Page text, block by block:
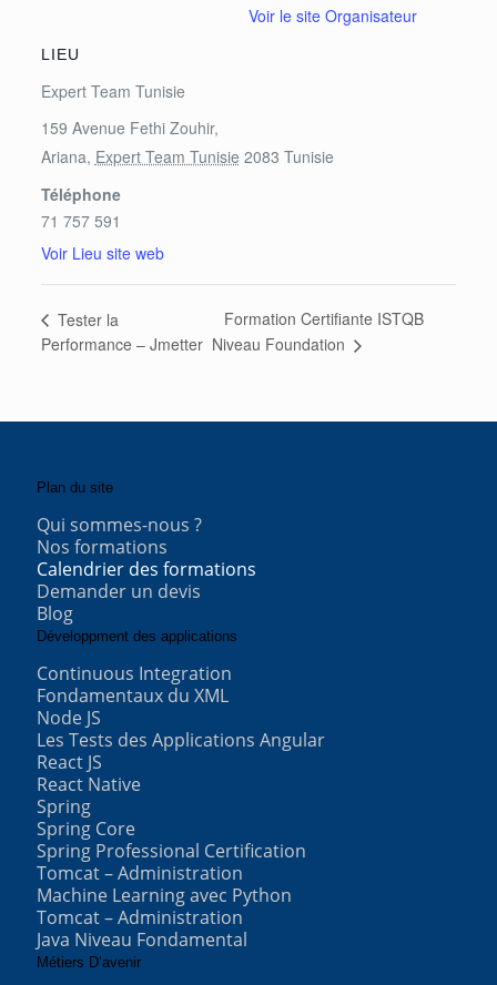
LIEU
Expert Team Tunisie
159 Avenue Fethi Zouhir,
Ariana, Expert Team Tunisie 2083 Tunisie
Téléphone
71 757 591
Voir Lieu site web
Voir le site Organisateur
Tester la
Performance – Jmetter
Formation Certifiante ISTQB
Niveau Foundation
Plan du site
Qui sommes-nous ?
Nos formations
Calendrier des formations
Demander un devis
Blog
Développment des applications
Continuous Integration
Fondamentaux du XML
Node JS
Les Tests des Applications Angular
React JS
React Native
Spring
Spring Core
Spring Professional Certification
Tomcat – Administration
Machine Learning avec Python
Tomcat – Administration
Java Niveau Fondamental
Métiers D’avenir